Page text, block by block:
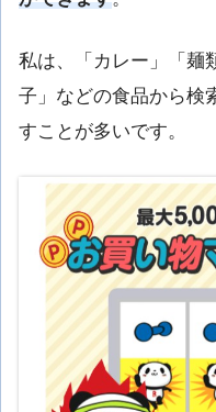
私は、「カレー」「麺
子」などの食品から検
すことが多いです。